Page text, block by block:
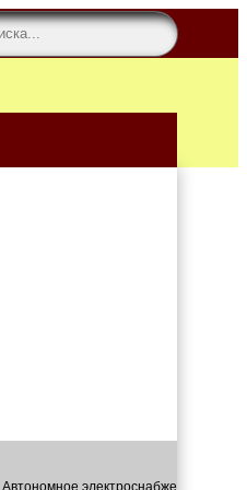
Автономное электроснабжение для